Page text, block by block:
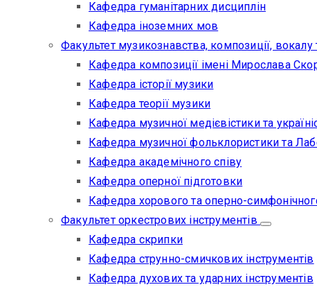
Кафедра гуманітарних дисциплін
Кафедра іноземних мов
Факультет музикознавства, композиції,
Кафедра композиції імені Мирослава
Кафедра історії музики
Кафедра теорії музики
Кафедра музичної медієвістики та
Кафедра музичної фольклористики та
Кафедра академічного співу
Кафедра оперної підготовки
Кафедра хорового та оперно-
Факультет оркестрових інструментів
Кафедра скрипки
Кафедра струнно-смичкових інструментів
Кафедра духових та ударних інструментів